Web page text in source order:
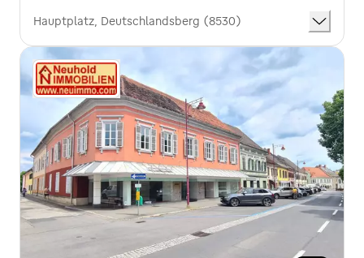
Hauptplatz, Deutschlandsberg (8530)